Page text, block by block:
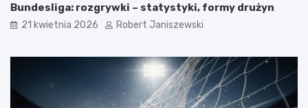
Bundesliga: rozgrywki – statystyki, formy drużyn
21 kwietnia 2026 Robert Janiszewski